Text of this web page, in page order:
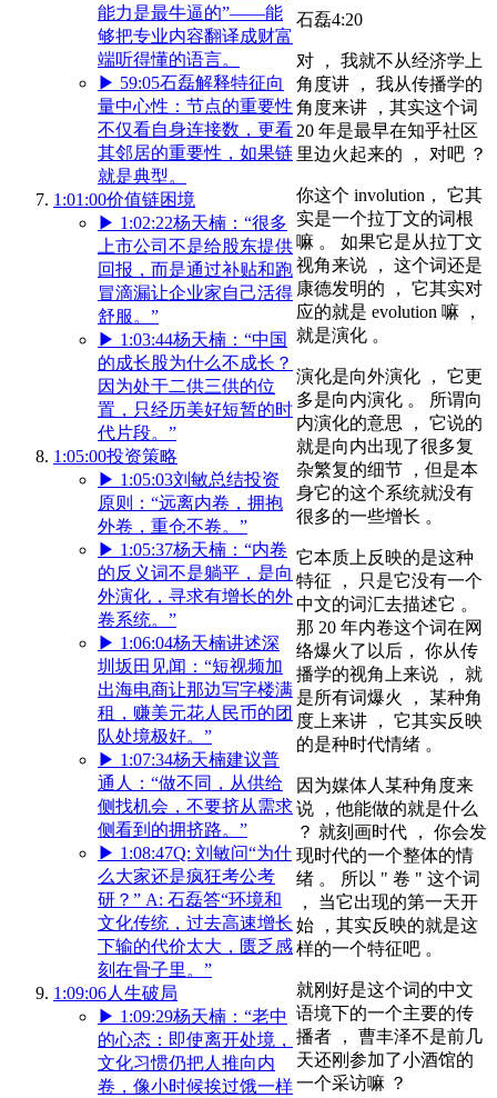
能力是最牛逼的”——能
够把专业内容翻译成财富
端听得懂的语言。
▶ 59:05石磊解释特征向
量中心性：节点的重要性
不仅看自身连接数，更看
其邻居的重要性，如果链
就是典型。
1:01:00价值链困境
▶ 1:02:22杨天楠：“很多
上市公司不是给股东提供
回报，而是通过补贴和跑
冒滴漏让企业家自己活得
舒服。”
▶ 1:03:44杨天楠：“中国
的成长股为什么不成长？
因为处于二供三供的位
置，只经历美好短暂的时
代片段。”
1:05:00投资策略
▶ 1:05:03刘敏总结投资
原则：“远离内卷，拥抱
外卷，重仓不卷。”
▶ 1:05:37杨天楠：“内卷
的反义词不是躺平，是向
外演化，寻求有增长的外
卷系统。”
▶ 1:06:04杨天楠讲述深
圳坂田见闻：“短视频加
出海电商让那边写字楼满
租，赚美元花人民币的团
队处境极好。”
▶ 1:07:34杨天楠建议普
通人：“做不同，从供给
侧找机会，不要挤从需求
侧看到的拥挤路。”
▶ 1:08:47Q: 刘敏问“为什
么大家还是疯狂考公考
研？” A: 石磊答“环境和
文化传统，过去高速增长
下输的代价太大，匮乏感
刻在骨子里。”
1:09:06人生破局
▶ 1:09:29杨天楠：“老中
的心态：即使离开处境，
文化习惯仍把人推向内
卷，像小时候挨过饿一样
石磊4:20
对 ， 我就不从经济学上
角度讲 ， 我从传播学的
角度来讲 ，其实这个词
20 年是最早在知乎社区
里边火起来的 ， 对吧 ？
你这个 involution， 它其
实是一个拉丁文的词根
嘛 。 如果它是从拉丁文
视角来说 ， 这个词还是
康德发明的 ， 它其实对
应的就是 evolution 嘛 ，
就是演化 。
演化是向外演化 ， 它更
多是向内演化 。 所谓向
内演化的意思 ， 它说的
就是向内出现了很多复
杂繁复的细节 ，但是本
身它的这个系统就没有
很多的一些增长 。
它本质上反映的是这种
特征 ， 只是它没有一个
中文的词汇去描述它 。
那 20 年内卷这个词在网
络爆火了以后， 你从传
播学的视角上来说 ， 就
是所有词爆火 ， 某种角
度上来讲 ， 它其实反映
的是种时代情绪 。
因为媒体人某种角度来
说 ，他能做的就是什么
？ 就刻画时代 ， 你会发
现时代的一个整体的情
绪 。 所以 " 卷 " 这个词
， 当它出现的第一天开
始 ，其实反映的就是这
样的一个特征吧 。
就刚好是这个词的中文
语境下的一个主要的传
播者 ， 曹丰泽不是前几
天还刚参加了小酒馆的
一个采访嘛 ？